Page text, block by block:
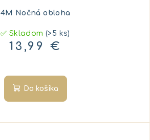
4M Nočná obloha
✅ Skladom(>5 ks)
13,99 €
Do košíka